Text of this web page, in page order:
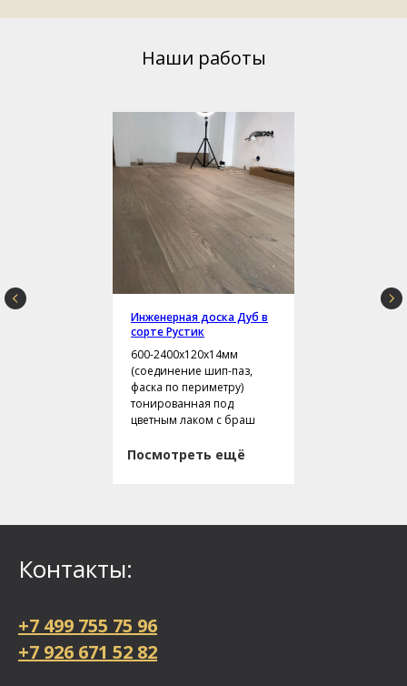
Наши работы
Инженерная доска Дуб в
сорте Рустик
600-2400х120х14мм
(соединение шип-паз,
фаска по периметру)
тонированная под
цветным лаком с браш
Посмотреть ещё
Контакты:
+7 499 755 75 96
+7 926 671 52 82